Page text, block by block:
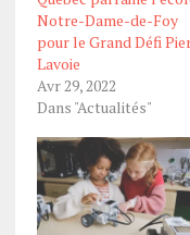
Notre-Dame-de-Foy
pour le Grand Défi
Lavoie
Avr 29, 2022
Dans "Actualités"